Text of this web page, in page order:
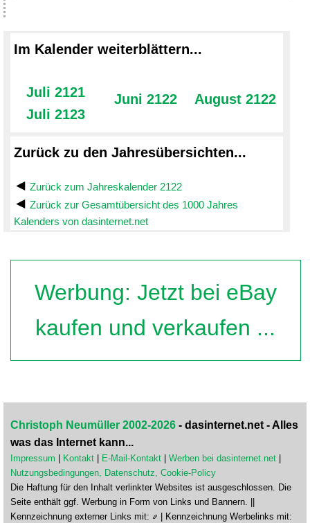
Im Kalender weiterblättern...
Juli 2121
Juli 2123
Juni 2122 August 2122
Zurück zu den Jahresübersichten...
Zurück zum Jahreskalender 2122
Zurück zur Gesamtübersicht des 1000 Jahres
Kalenders von dasinternet.net
Werbung: Jetzt bei eBay
kaufen und verkaufen ...
Christoph Neumüller 2002-2026 - dasinternet.net - Alles
was das Internet kann...
Impressum Kontakt E-Mail-Kontakt Werben bei dasinternet.net
Nutzungsbedingungen, Datenschutz, Cookie-Policy
Die Haftung für den Inhalt verlinkter Websites ist ausgeschlossen. Die
Seite enthält ggf. Werbung in Form von Links und Bannern. ||
Kennzeichnung externer Links mit:
| Kennzeichnung Werbelinks mit: